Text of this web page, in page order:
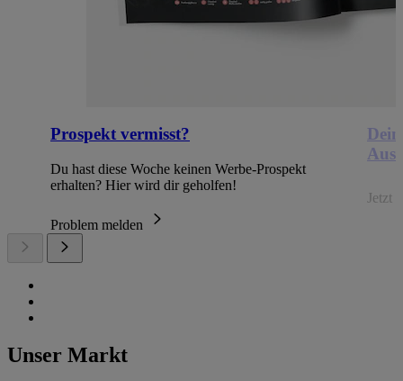
Prospekt vermisst?
Du hast diese Woche keinen Werbe-Prospekt
erhalten? Hier wird dir geholfen!
Problem melden
Jetzt
Unser Markt